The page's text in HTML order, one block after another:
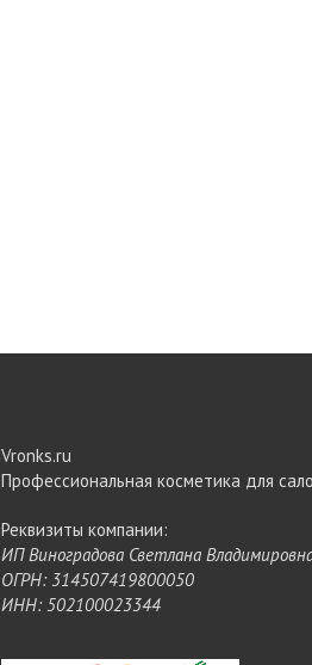
Vronks.ru
Профессиональная косметика для
Реквизиты компании:
ИП Виноградова Светлана
ОГРН: 314507419800050
ИНН: 502100023344